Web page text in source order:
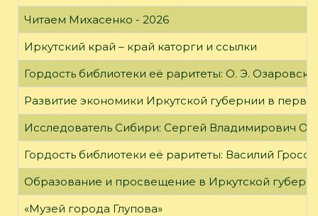
Читаем Михасенко - 2026
Иркутский край – край каторги и ссылки
Гордость библиотеки её раритеты: О. Э.
Развитие экономики Иркутской губернии в
Исследователь Сибири: Сергей Владимирович
Гордость библиотеки её раритеты: Василий
Образование и просвещение в Иркутской
«Музей города Глупова»